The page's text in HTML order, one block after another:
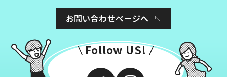
お問い合わせページへ
Follow US!